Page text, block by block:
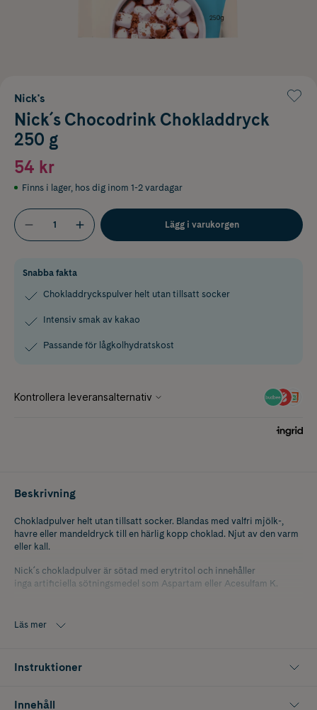
Nick's
Nick´s Chocodrink Chokladdryck
250 g
54 kr
Finns i lager, hos dig inom 1-2 vardagar
Lägg i varukorgen
Snabba fakta
Chokladdryckspulver helt utan tillsatt socker
Intensiv smak av kakao
Passande för lågkolhydratskost
Beskrivning
Chokladpulver helt utan tillsatt socker. Blandas med valfri mjölk-,
havre eller mandeldryck till en härlig kopp choklad. Njut av den varm
eller kall.
Nick´s chokladpulver är sötad med erytritol och innehåller
inga artificiella sötningsmedel som Aspartam eller Acesulfam K.
Läs mer
Instruktioner
Innehåll